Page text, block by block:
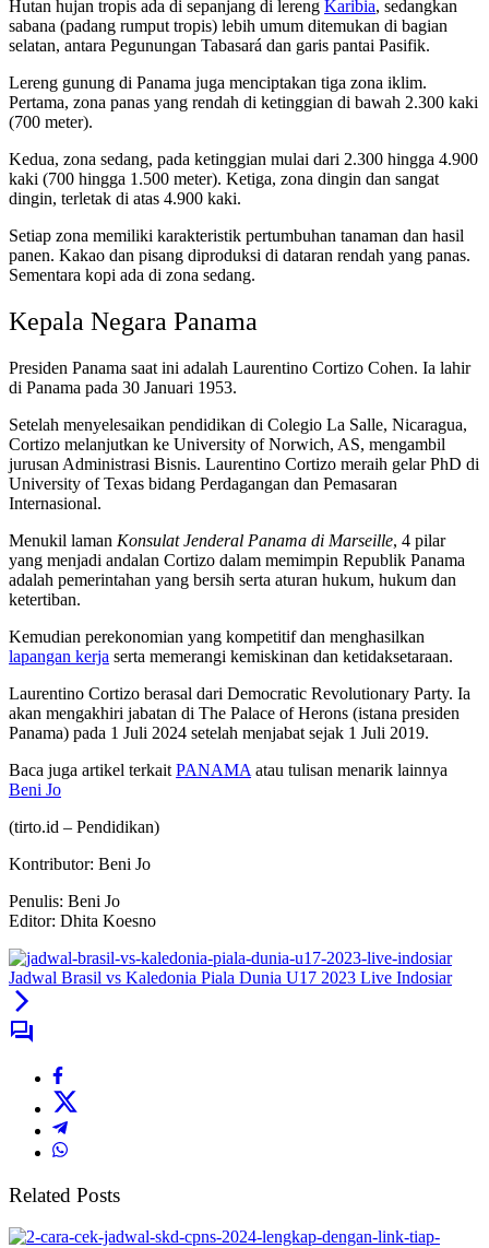
Hutan hujan tropis ada di sepanjang di lereng Karibia, sedangkan
sabana (padang rumput tropis) lebih umum ditemukan di bagian
selatan, antara Pegunungan Tabasará dan garis pantai Pasifik.
Lereng gunung di Panama juga menciptakan tiga zona iklim.
Pertama, zona panas yang rendah di ketinggian di bawah 2.300 kaki
(700 meter).
Kedua, zona sedang, pada ketinggian mulai dari 2.300 hingga 4.900
kaki (700 hingga 1.500 meter). Ketiga, zona dingin dan sangat
dingin, terletak di atas 4.900 kaki.
Setiap zona memiliki karakteristik pertumbuhan tanaman dan hasil
panen. Kakao dan pisang diproduksi di dataran rendah yang panas.
Sementara kopi ada di zona sedang.
Kepala Negara Panama
Presiden Panama saat ini adalah Laurentino Cortizo Cohen. Ia lahir
di Panama pada 30 Januari 1953.
Setelah menyelesaikan pendidikan di Colegio La Salle, Nicaragua,
Cortizo melanjutkan ke University of Norwich, AS, mengambil
jurusan Administrasi Bisnis. Laurentino Cortizo meraih gelar PhD di
University of Texas bidang Perdagangan dan Pemasaran
Internasional.
Menukil laman Konsulat Jenderal Panama di Marseille, 4 pilar
yang menjadi andalan Cortizo dalam memimpin Republik Panama
adalah pemerintahan yang bersih serta aturan hukum, hukum dan
ketertiban.
Kemudian perekonomian yang kompetitif dan menghasilkan
lapangan kerja serta memerangi kemiskinan dan ketidaksetaraan.
Laurentino Cortizo berasal dari Democratic Revolutionary Party. Ia
akan mengakhiri jabatan di The Palace of Herons (istana presiden
Panama) pada 1 Juli 2024 setelah menjabat sejak 1 Juli 2019.
Baca juga artikel terkait PANAMA atau tulisan menarik lainnya
Beni Jo
(tirto.id – Pendidikan)
Kontributor: Beni Jo
Penulis: Beni Jo
Editor: Dhita Koesno
Jadwal Brasil vs Kaledonia Piala Dunia U17 2023 Live Indosiar
Related Posts